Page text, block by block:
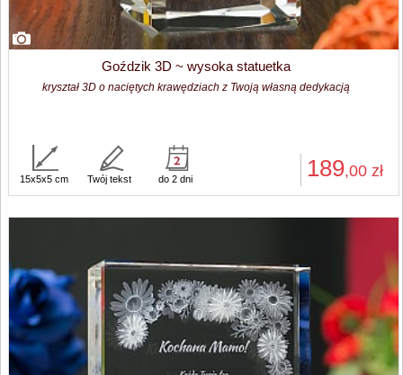
Goździk 3D ~ wysoka statuetka
kryształ 3D o naciętych krawędziach z Twoją własną dedykacją
189,00 zł
15x5x5 cm Twój tekst do 2 dni